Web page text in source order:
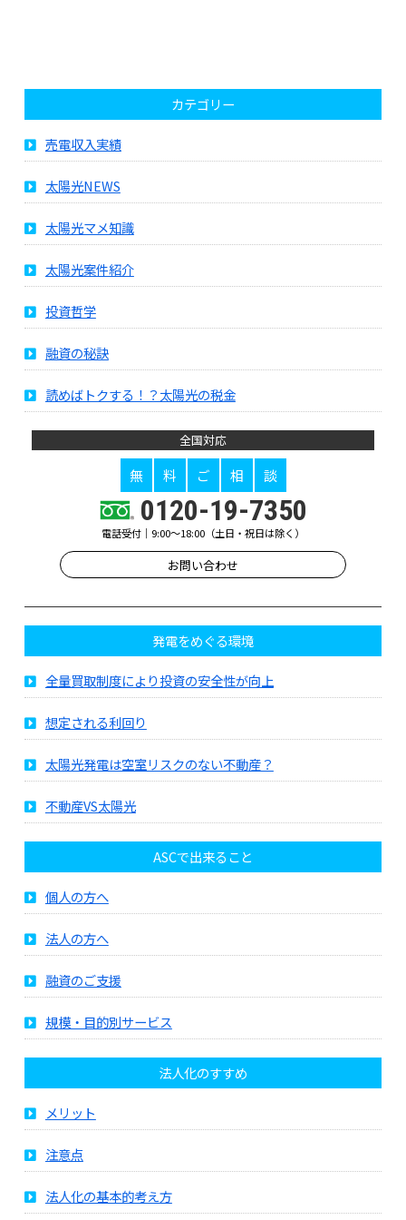
カテゴリー
売電収入実績
太陽光NEWS
太陽光マメ知識
太陽光案件紹介
投資哲学
融資の秘訣
読めばトクする！？太陽光の税金
全国対応
無 料 ご 相 談
0120-19-7350
電話受付｜9:00～18:00（土日・祝日は除く）
お問い合わせ
発電をめぐる環境
全量買取制度により投資の安全性が向上
想定される利回り
太陽光発電は空室リスクのない不動産？
不動産VS太陽光
ASCで出来ること
個人の方へ
法人の方へ
融資のご支援
規模・目的別サービス
法人化のすすめ
メリット
注意点
法人化の基本的考え方